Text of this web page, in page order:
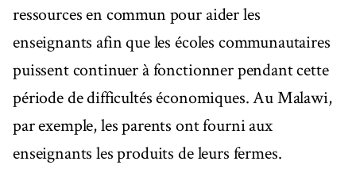
ressources en commun pour aider les
enseignants afin que les écoles communautaires
puissent continuer à fonctionner pendant cette
période de difficultés économiques. Au Malawi,
par exemple, les parents ont fourni aux
enseignants les produits de leurs fermes.